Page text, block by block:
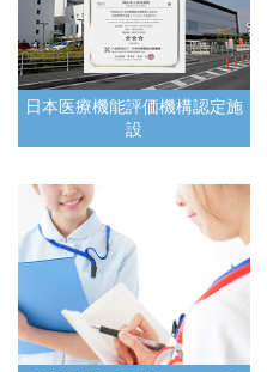
日本医療機能評価機構認定施
設